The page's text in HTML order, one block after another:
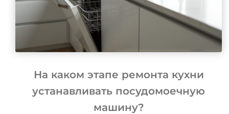
На каком этапе ремонта кухни
устанавливать посудомоечную
машину?